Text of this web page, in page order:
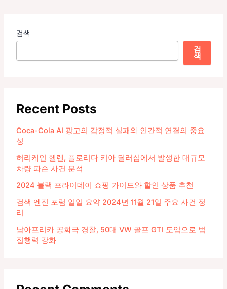
검색
검
색
Recent Posts
Coca-Cola AI 광고의 감정적 실패와 인간적 연결의 중요
성
허리케인 헬렌, 플로리다 키아 딜러십에서 발생한 대규모
차량 파손 사건 분석
2024 블랙 프라이데이 쇼핑 가이드와 할인 상품 추천
검색 엔진 포럼 일일 요약 2024년 11월 21일 주요 사건 정
리
남아프리카 공화국 경찰, 50대 VW 골프 GTI 도입으로 법
집행력 강화